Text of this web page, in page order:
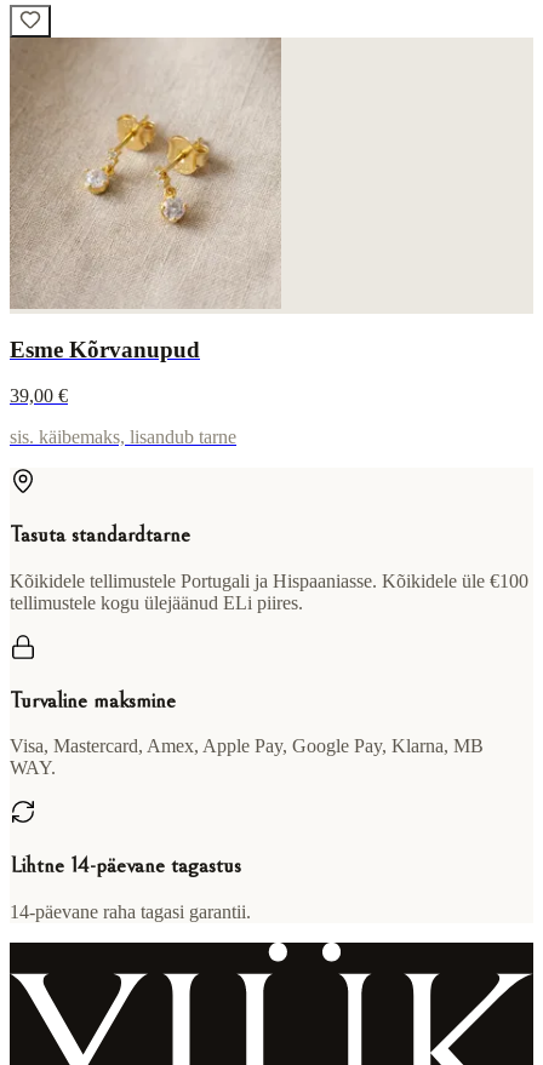
Esme Kõrvanupud
39,00 €
sis. käibemaks, lisandub tarne
Tasuta standardtarne
Kõikidele tellimustele Portugali ja Hispaaniasse. Kõikidele üle €100
tellimustele kogu ülejäänud ELi piires.
Turvaline maksmine
Visa, Mastercard, Amex, Apple Pay, Google Pay, Klarna, MB
WAY.
Lihtne 14-päevane tagastus
14-päevane raha tagasi garantii.